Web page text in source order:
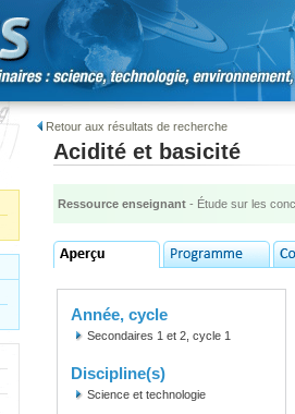
Retour aux résultats de recherche
Acidité et basicité
Ressource enseignant - Étude sur les
Année, cycle
Secondaires 1 et 2, cycle 1
Discipline(s)
Science et technologie